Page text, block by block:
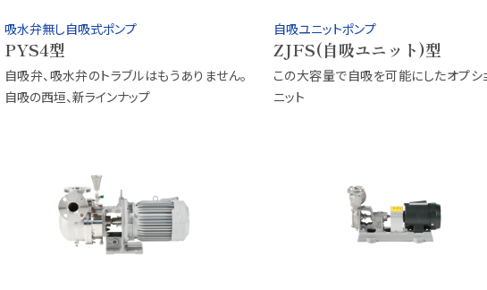
吸水弁無し自吸式ポンプ
PYS4型
自吸弁、吸水弁のトラブルはもうありません。
自吸の西垣、新ラインナップ
自吸ユニットポンプ
ZJFS(自吸ユニット)型
この大容量で自吸を可能にしたオプシ
ニット